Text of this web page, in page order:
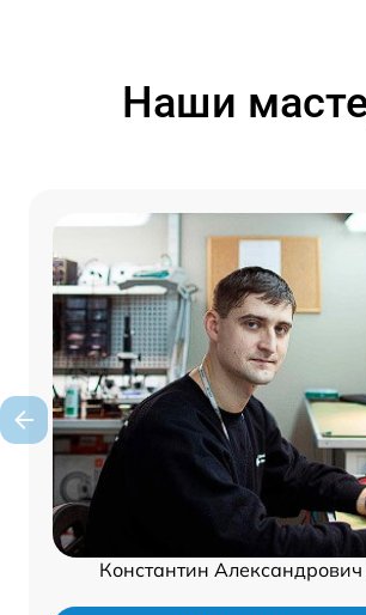
Наши
Константин